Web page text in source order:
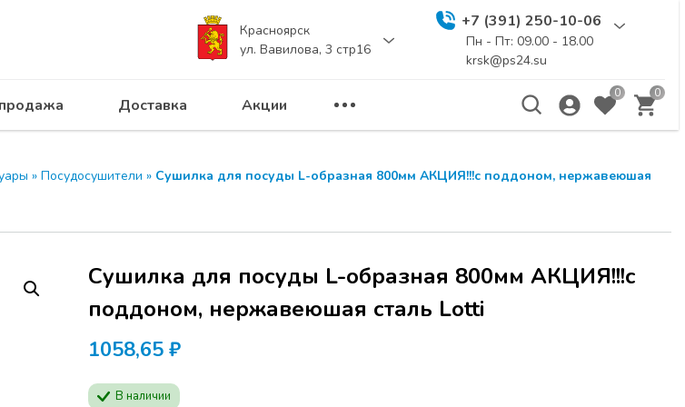
Красноярск
ул. Вавилова, 3 стр16
+7 (391) 250-10-06
Пн - Пт: 09.00 - 18.00
krsk@ps24.su
Доставка Акции
0 0
» Посудосушители » Сушилка для посуды L-образная 800мм АКЦИЯ!!!с поддоном, нержавеюшая
Сушилка для посуды L-образная 800мм АКЦИЯ!!!с
поддоном, нержавеюшая сталь Lotti
1058,65 ₽
В наличии